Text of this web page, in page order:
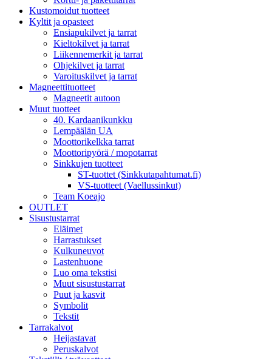
Kustomoidut tuotteet
Kyltit ja opasteet
Ensiapukilvet ja tarrat
Kieltokilvet ja tarrat
Liikennemerkit ja tarrat
Ohjekilvet ja tarrat
Varoituskilvet ja tarrat
Magneettituotteet
Magneetit autoon
Muut tuotteet
40. Kardaanikunkku
Lempäälän UA
Moottorikelkka tarrat
Moottoripyörä / mopotarrat
Sinkkujen tuotteet
ST-tuottet (Sinkkutapahtumat.fi)
VS-tuotteet (Vaellussinkut)
Team Koeajo
OUTLET
Sisustustarrat
Eläimet
Harrastukset
Kulkuneuvot
Lastenhuone
Luo oma tekstisi
Muut sisustustarrat
Puut ja kasvit
Symbolit
Tekstit
Tarrakalvot
Heijastavat
Peruskalvot